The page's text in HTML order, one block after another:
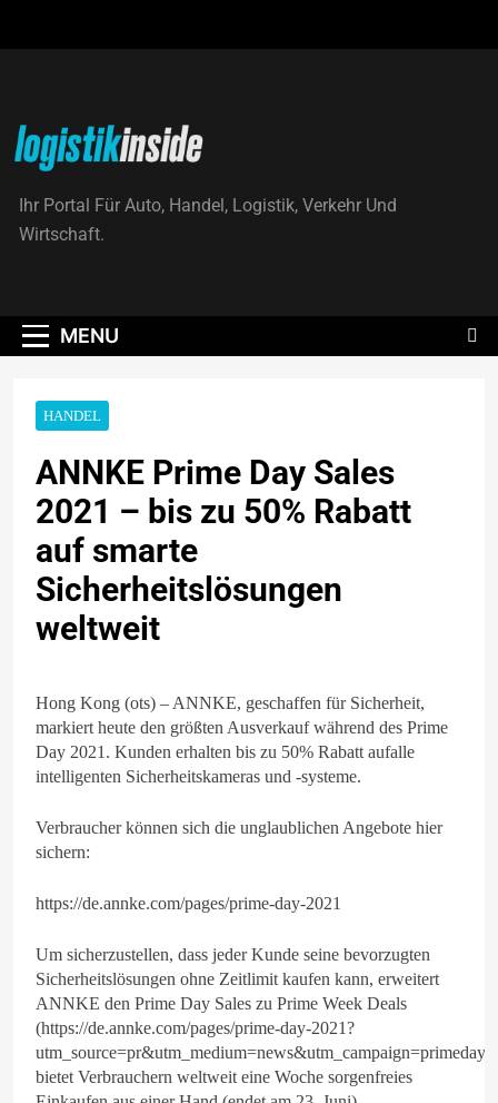
Logistik|Inside
Ihr Portal Für Auto, Handel, Logistik, Verkehr Und
Wirtschaft.
MENU
HANDEL
ANNKE Prime Day Sales
2021 – bis zu 50% Rabatt
auf smarte
Sicherheitslösungen
weltweit
Hong Kong (ots) – ANNKE, geschaffen für Sicherheit,
markiert heute den größten Ausverkauf während des Prime
Day 2021. Kunden erhalten bis zu 50% Rabatt aufalle
intelligenten Sicherheitskameras und -systeme.
Verbraucher können sich die unglaublichen Angebote hier
sichern:
https://de.annke.com/pages/prime-day-2021
Um sicherzustellen, dass jeder Kunde seine bevorzugten
Sicherheitslösungen ohne Zeitlimit kaufen kann, erweitert
ANNKE den Prime Day Sales zu Prime Week Deals
(https://de.annke.com/pages/prime-day-2021?
bietet Verbrauchern weltweit eine Woche sorgenfreies